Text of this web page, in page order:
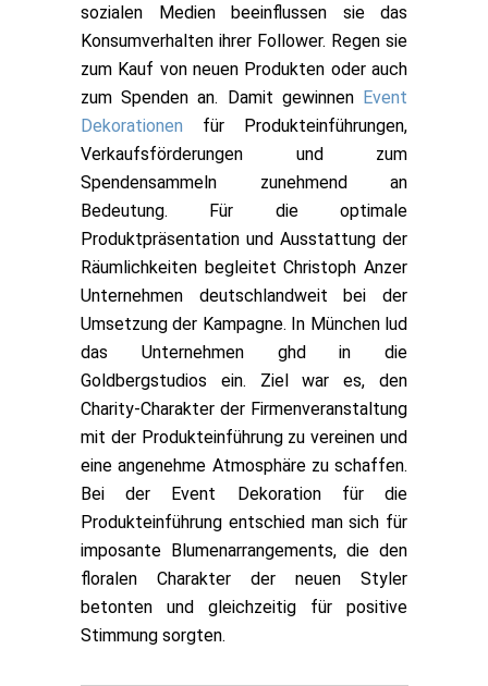
sozialen Medien beeinflussen sie das
Konsumverhalten ihrer Follower. Regen sie
zum Kauf von neuen Produkten oder auch
zum Spenden an. Damit gewinnen Event
Dekorationen für Produkteinführungen,
Verkaufsförderungen und zum
Spendensammeln zunehmend an
Bedeutung. Für die optimale
Produktpräsentation und Ausstattung der
Räumlichkeiten begleitet Christoph Anzer
Unternehmen deutschlandweit bei der
Umsetzung der Kampagne. In München lud
das Unternehmen ghd in die
Goldbergstudios ein. Ziel war es, den
Charity-Charakter der Firmenveranstaltung
mit der Produkteinführung zu vereinen und
eine angenehme Atmosphäre zu schaffen.
Bei der Event Dekoration für die
Produkteinführung entschied man sich für
imposante Blumenarrangements, die den
floralen Charakter der neuen Styler
betonten und gleichzeitig für positive
Stimmung sorgten.